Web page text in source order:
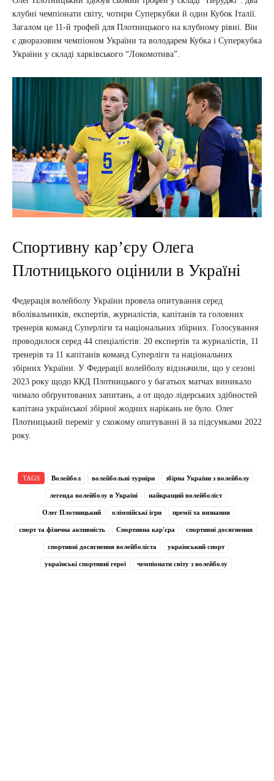
клубні чемпіонати світу, чотири Суперкубки й один Кубок Італії.
Загалом це 11-й трофей для Плотницького на клубному рівні. Він
є дворазовим чемпіоном України та володарем Кубка і Суперкубка
України у складі харківського “Локомотива”.
Спортивну карʼєру Олега
Плотницького оцінили в Україні
Федерація волейболу України провела опитування серед
вболівальників, експертів, журналістів, капітанів та головних
тренерів команд Суперліги та національних збірних. Голосування
проводилося серед 44 спеціалістів: 20 експертів та журналістів, 11
тренерів та 11 капітанів команд Суперліги та національних
збірних України. У Федерації волейболу відзначили, що у сезоні
2023 року щодо ККД Плотницького у багатьох матчах виникало
чимало обґрунтованих запитань, а от щодо лідерських здібностей
капітана української збірної жодних нарікань не було. Олег
Плотницький переміг у схожому опитуванні й за підсумками 2022
року.
TAGS Волейбол волейбольні турніри збірна України з волейболу
легенда волейболу в Україні найкращий волейболіст
Олег Плотницький олімпійські ігри премії та визнання
спорт та фізична активність Спортивна кар'єра спортивні досягнення
спортивні досягнення волейболіста український спорт
українські спортивні герої чемпіонати світу з волейболу